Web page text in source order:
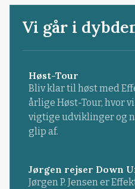
Vi går i
Høst-Tour
Bliv klar til høst med
årlige Høst-Tour, hvor
vigtige udviklinger og
glip af.
Jørgen rejser Down
Jørgen P. Jensen er